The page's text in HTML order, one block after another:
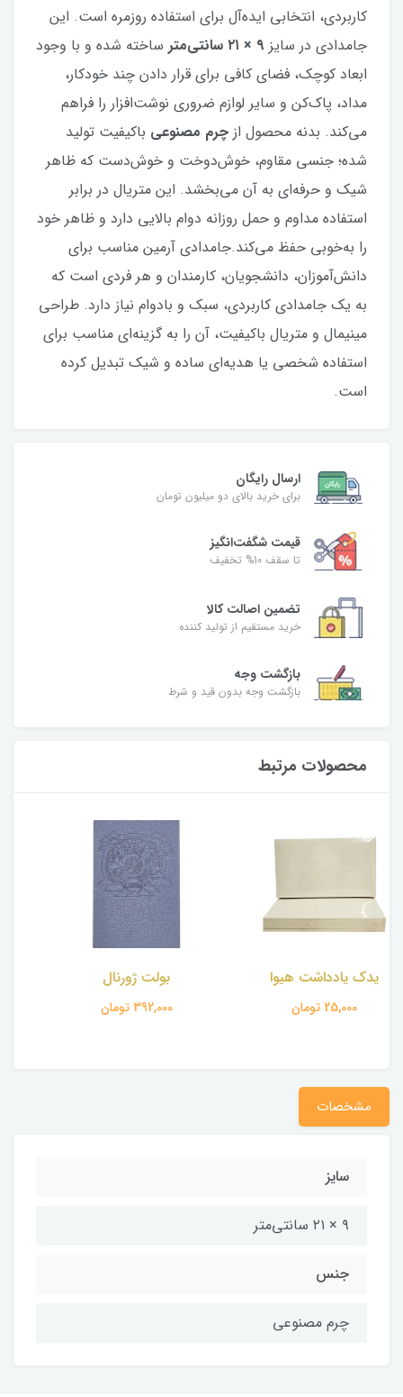
کاربردی، انتخابی ایده‌آل برای استفاده روزمره است. این
جامدادی در سایز
ساخته شده و با وجود
ابعاد کوچک، فضای کافی برای قرار دادن چند خودکار،
مداد، پاک‌کن و سایر لوازم ضروری نوشت‌افزار را فراهم
می‌کند. بدنه محصول از چرم مصنوعی باکیفیت تولید
شده؛ جنسی مقاوم، خوش‌دوخت و خوش‌دست که ظاهر
شیک و حرفه‌ای به آن می‌بخشد. این متریال در برابر
استفاده مداوم و حمل روزانه دوام بالایی دارد و ظاهر خود
را به‌خوبی حفظ می‌کند.جامدادی آرمین مناسب برای
دانش‌آموزان، دانشجویان، کارمندان و هر فردی است که
به یک جامدادی کاربردی، سبک و بادوام نیاز دارد. طراحی
مینیمال و متریال باکیفیت، آن را به گزینه‌ای مناسب برای
استفاده شخصی یا هدیه‌ای ساده و شیک تبدیل کرده
است.
ارسال رایگان
برای خرید بالای دو میلیون تومان
قیمت شگفت‌انگیز
تا سقف 10% تخفیف
تضمین اصالت کالا
خرید مستقیم از تولید کننده
بازگشت وجه
بازگشت وجه بدون قید و شرط
محصولات مرتبط
بولت ژورنال
392,000 تومان
تقویم رومیزی نارون
470,000 تومان
مشخصات
سایز
۹ × ۲۱ سانتی‌متر
جنس
چرم مصنوعی